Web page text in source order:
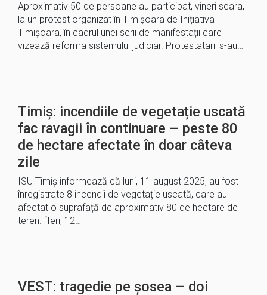
Aproximativ 50 de persoane au participat, vineri seara,
la un protest organizat în Timișoara de Inițiativa
Timișoara, în cadrul unei serii de manifestații care
vizează reforma sistemului judiciar. Protestatarii s-au…
Timiș: incendiile de vegetație uscată
fac ravagii în continuare – peste 80
de hectare afectate în doar câteva
zile
ISU Timiș informează că luni, 11 august 2025, au fost
înregistrate 8 incendii de vegetație uscată, care au
afectat o suprafață de aproximativ 80 de hectare de
teren. “Ieri, 12…
VEST: tragedie pe șosea – doi